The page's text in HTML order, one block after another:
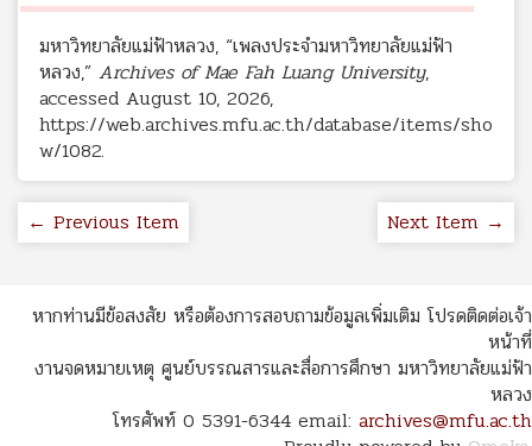
มหาวิทยาลัยแม่ฟ้าหลวง, “เพลงประจำมหาวิทยาลัยแม่ฟ้า
หลวง,” Archives of Mae Fah Luang University,
accessed August 10, 2026,
https://web.archives.mfu.ac.th/database/items/sho
w/1082.
← Previous Item Next Item →
หากท่านมีข้อสงสัย หรือต้องการสอบถามข้อมูลเพิ่มเติม โปรดติดต่อเจ้า
หน้าที่
งานจดหมายเหตุ ศูนย์บรรณสารและสื่อการศึกษา มหาวิทยาลัยแม่ฟ้า
หลวง
โทรศัพท์ 0 5391-6344 email: archives@mfu.ac.th